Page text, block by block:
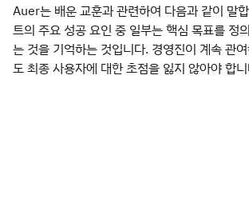
Auer는 배운 교훈과 관련하여 다음과 같이 말
트의 주요 성공 요인 중 일부는 핵심 목표를 정
는 것을 기억하는 것입니다. 경영진이 계속 관
도 최종 사용자에 대한 초점을 잃지 않아야 합